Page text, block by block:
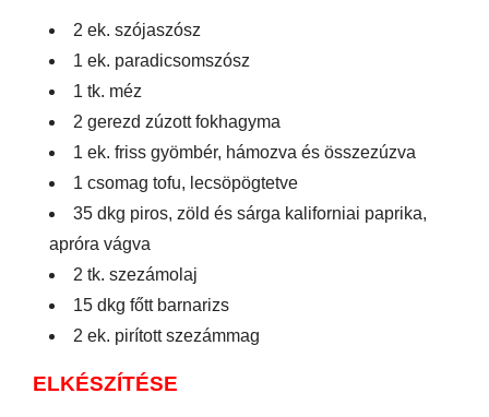
2 ek. szójaszósz
1 ek. paradicsomszósz
1 tk. méz
2 gerezd zúzott fokhagyma
1 ek. friss gyömbér, hámozva és összezúzva
1 csomag tofu, lecsöpögtetve
35 dkg piros, zöld és sárga kaliforniai paprika,
apróra vágva
2 tk. szezámolaj
15 dkg főtt barnarizs
2 ek. pirított szezámmag
ELKÉSZÍTÉSE